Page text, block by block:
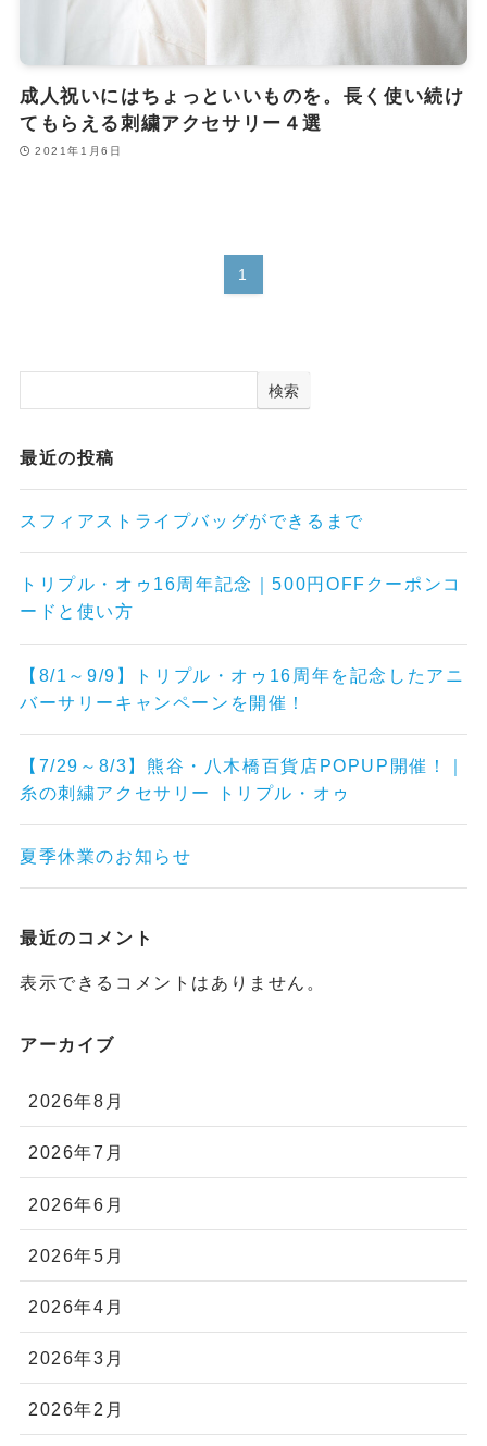
成人祝いにはちょっといいものを。長く使い続け
てもらえる刺繍アクセサリー４選
2021年1月6日
1
検索
最近の投稿
スフィアストライプバッグができるまで
トリプル・オゥ16周年記念｜500円OFFクーポンコ
ードと使い方
【8/1～9/9】トリプル・オゥ16周年を記念したアニ
バーサリーキャンペーンを開催！
【7/29～8/3】熊谷・八木橋百貨店POPUP開催！｜
糸の刺繍アクセサリー トリプル・オゥ
夏季休業のお知らせ
最近のコメント
表示できるコメントはありません。
アーカイブ
2026年8月
2026年7月
2026年6月
2026年5月
2026年4月
2026年3月
2026年2月